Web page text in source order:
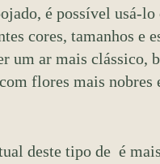
é possível usá-lo
cores, tamanhos e
um ar mais clássico,
flores mais nobres
deste tipo de é